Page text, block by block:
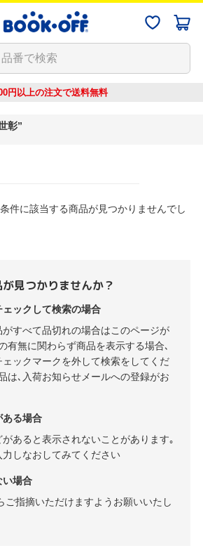
円以上の注文で送料無料
彰
件に該当する商品が見つかりませんでし
見つかりませんか？
ェックして検索の場合
すべて品切れの場合はこのページが
有無に関わらず商品を表示する場合､
ェックマークを外して検索をしてくだ
は､入荷お知らせメールへの登録がお
ある場合
あると表示されないことがあります｡
しなおしてみてください
い場合
ご指摘いただけますようお願いいたし